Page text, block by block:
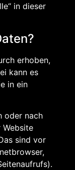
in dieser
erhoben,
kann es
in ein
oder nach
Website
sind vor